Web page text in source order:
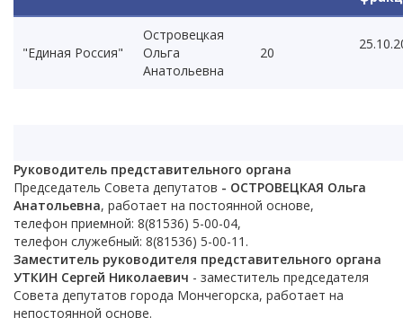
"Единая Россия"
Островецкая
Ольга
Анатольевна
20
Руководитель представительного органа
Председатель Совета депутатов - ОСТРОВЕЦКАЯ Ольга
Анатольевна, работает на постоянной основе,
телефон приемной: 8(81536) 5-00-04,
телефон служебный: 8(81536) 5-00-11.
Заместитель руководителя представительного органа
УТКИН Сергей Николаевич - заместитель председателя
Совета депутатов города Мончегорска, работает на
непостоянной основе.